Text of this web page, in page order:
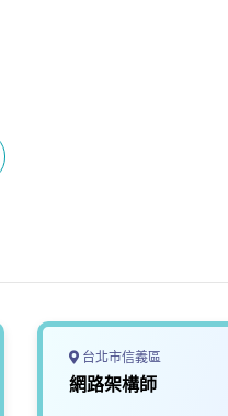
台北市信義區
網路架構師